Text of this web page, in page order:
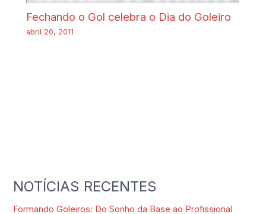
Fechando o Gol celebra o Dia do Goleiro
abril 20, 2011
NOTÍCIAS RECENTES
Formando Goleiros: Do Sonho da Base ao Profissional